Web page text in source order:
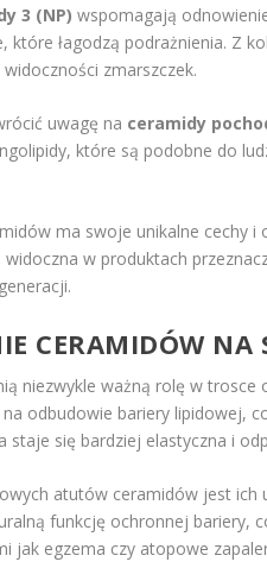
3 (NP) wspomagają
które łagodzą podrażnienia. Z
zmarszczek.
uwagę na ceramidy
które są podobne do
ma swoje unikalne cechy
widoczna w produktach
CERAMIDÓW NA
niezwykle ważną rolę w
odbudowie bariery lipidowej,
staje się bardziej elastyczna i
atutów ceramidów jest
funkcję ochronnej bariery,
jak egzema czy atopowe